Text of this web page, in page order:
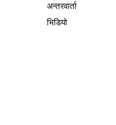
अन्तरवार्ता
भिडियो